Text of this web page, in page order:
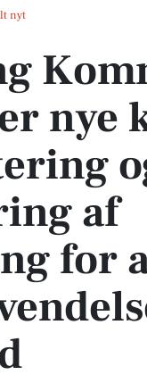
nyt
indfører nye krav til
nye
af
for